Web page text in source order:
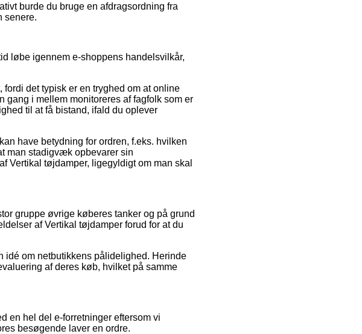
burde du bruge en afdragsordning fra
senere.
løbe igennem e-shoppens handelsvilkår,
det typisk er en tryghed om at online
gang i mellem monitoreres af fagfolk som er
til at få bistand, ifald du oplever
have betydning for ordren, f.eks. hvilken
man stadigvæk opbevarer sin
Vertikal tøjdamper, ligegyldigt om man skal
gruppe øvrige køberes tanker og på grund
af Vertikal tøjdamper forud for at du
idé om netbutikkens pålidelighed. Herinde
af deres køb, hvilket på samme
en hel del e-forretninger eftersom vi
besøgende laver en ordre.